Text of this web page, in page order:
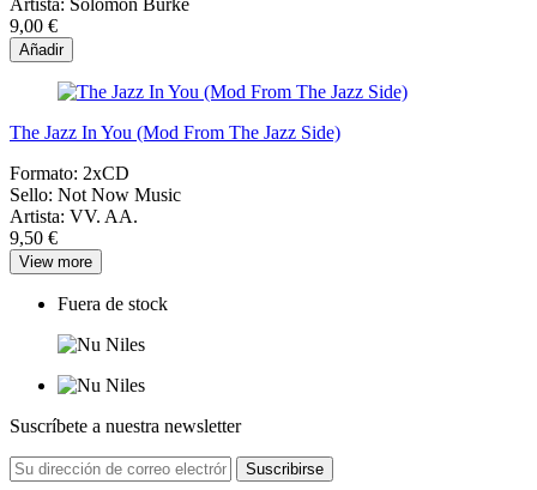
9,00 €
Añadir
The Jazz In You (Mod From The Jazz Side)
Formato: 2xCD
Sello: Not Now Music
Artista: VV. AA.
9,50 €
View more
Fuera de stock
Suscríbete a nuestra newsletter